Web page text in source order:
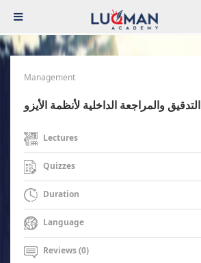
Management
التدقيق والمراجعة الداخلية لأنظمة الأيزو
Lectures
Quizzes
Duration
Language
Reviews (0)